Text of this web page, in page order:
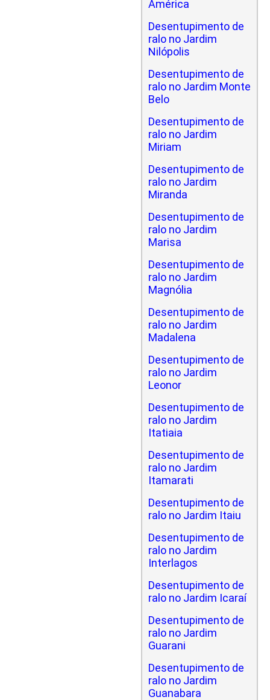
América
Desentupimento de
ralo no Jardim
Nilópolis
Desentupimento de
ralo no Jardim Monte
Belo
Desentupimento de
ralo no Jardim
Miriam
Desentupimento de
ralo no Jardim
Miranda
Desentupimento de
ralo no Jardim
Marisa
Desentupimento de
ralo no Jardim
Magnólia
Desentupimento de
ralo no Jardim
Madalena
Desentupimento de
ralo no Jardim
Leonor
Desentupimento de
ralo no Jardim
Itatiaia
Desentupimento de
ralo no Jardim
Itamarati
Desentupimento de
ralo no Jardim Itaiu
Desentupimento de
ralo no Jardim
Interlagos
Desentupimento de
ralo no Jardim Icaraí
Desentupimento de
ralo no Jardim
Guarani
Desentupimento de
ralo no Jardim
Guanabara